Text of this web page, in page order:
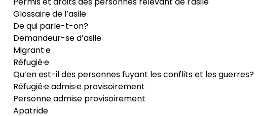
Glossaire de l’asile
De qui parle-t-on?
Demandeur-se d’asile
Migrant·e
Réfugié·e
Qu’en est-il des personnes fuyant les conflits et les guerres?
Réfugié·e admis·e provisoirement
Personne admise provisoirement
Apatride